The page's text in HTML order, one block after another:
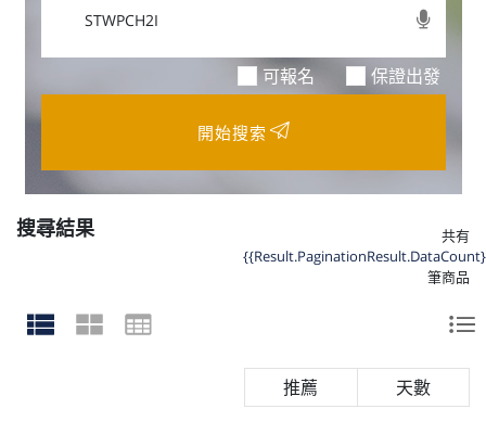
可報名 保證出發
開始搜索
搜尋結果
共有
筆商品
天數